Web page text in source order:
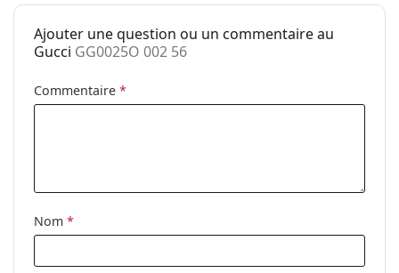
nez ajustables:
ressort:
nettoyage:
Ajouter une question ou un commentaire au
Gucci GG0025O 002 56
Commentaire *
Nom *